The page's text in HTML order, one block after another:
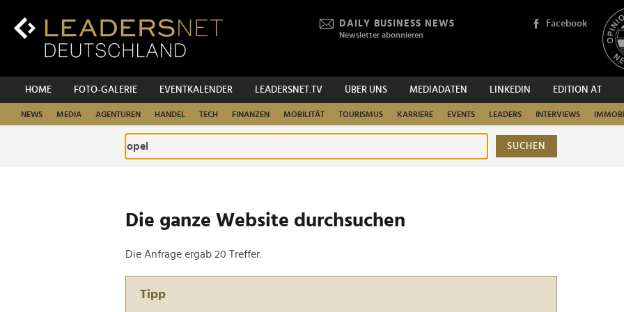
Inhalt
DAILY BUSINESS NEWS
Newsletter abonnieren
Facebook
HOME FOTO-GALERIE EVENTKALENDER LEADERSNET.TV ÜBER UNS MEDIADATEN LINKEDIN EDITION AT
NEWS MEDIA AGENTUREN HANDEL TECH FINANZEN MOBILITÄT TOURISMUS KARRIERE EVENTS LEADERS INTERVIEWS
SUCHEN
Die ganze Website durchsuchen
Die Anfrage ergab 20 Treffer.
Tipp